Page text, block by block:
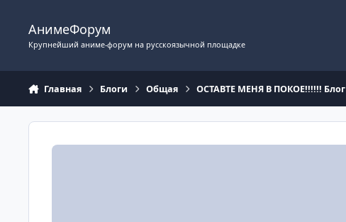
АнимеФорум
Крупнейший аниме-форум на русскоязычной площадке
Главная Блоги Общая ОСТАВТЕ МЕНЯ В ПОКОЕ!!!!!! Блог